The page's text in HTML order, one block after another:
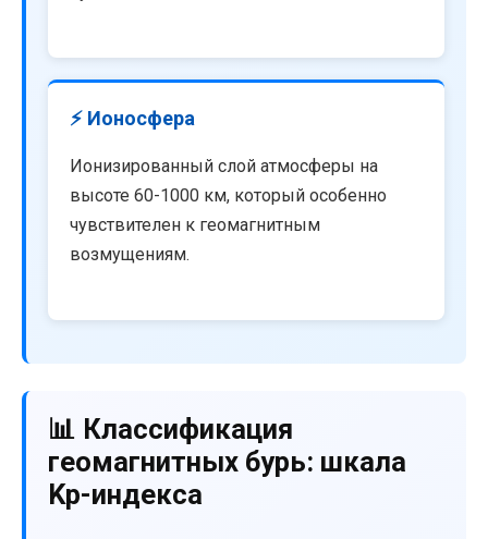
⚡ Ионосфера
Ионизированный слой атмосферы на
высоте 60-1000 км, который особенно
чувствителен к геомагнитным
возмущениям.
📊 Классификация
геомагнитных бурь: шкала
Kp-индекса